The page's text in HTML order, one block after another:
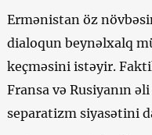
Ermənistan öz
dialoqun beynəlxalq
keçməsini istəyir.
Fransa və Rusiyanın
separatizm siyasətini